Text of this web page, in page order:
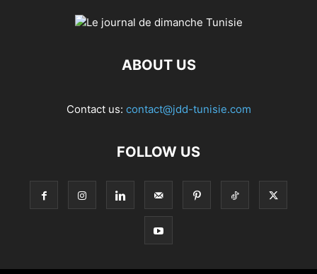
ABOUT US
Contact us: contact@jdd-tunisie.com
FOLLOW US